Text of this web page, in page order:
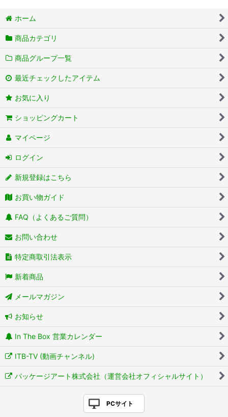
ホーム
商品カテゴリ
商品グループ一覧
最近チェックしたアイテム
お気に入り
ショッピングカート
マイページ
ログイン
新規登録はこちら
お買い物ガイド
FAQ（よくあるご質問）
お問い合わせ
特定商取引法表示
新着商品
メールマガジン
お知らせ
In The Box 営業カレンダー
ITB-TV (動画チャンネル)
パッケージアート株式会社（運営会社オフィシャルサイト）
PCサイト